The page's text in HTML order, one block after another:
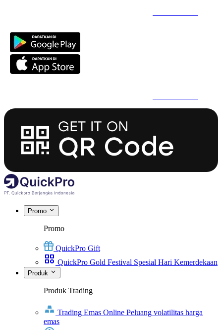
Promo
Promo
QuickPro Gift
QuickPro Gold Festival Spesial Hari Kemerdekaan
Produk
Produk Trading
Trading Emas Online Peluang volatilitas harga
emas